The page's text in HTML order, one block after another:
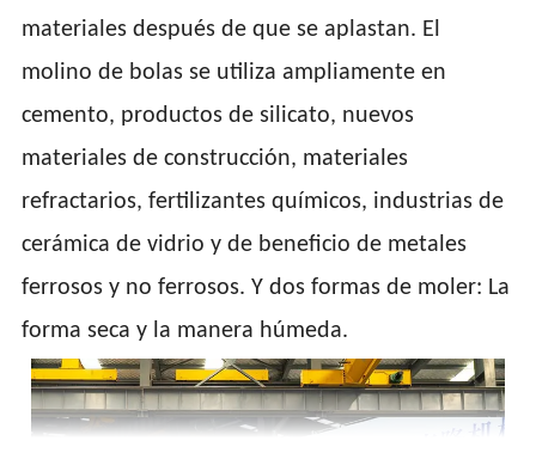
materiales después de que se aplastan. El
molino de bolas se utiliza ampliamente en
cemento, productos de silicato, nuevos
materiales de construcción, materiales
refractarios, fertilizantes químicos, industrias de
cerámica de vidrio y de beneficio de metales
ferrosos y no ferrosos. Y dos formas de moler: La
forma seca y la manera húmeda.